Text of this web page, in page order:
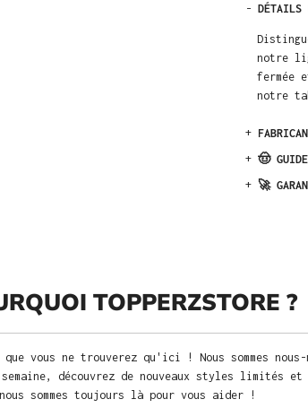
- DÉTAILS
notre
fermée
notre
+
+ 🤠
+ 🚀
TOPPERZSTORE ?
vous ne trouverez qu'ici ! Nous sommes
découvrez de nouveaux styles limités
nous sommes toujours là pour vous aider !